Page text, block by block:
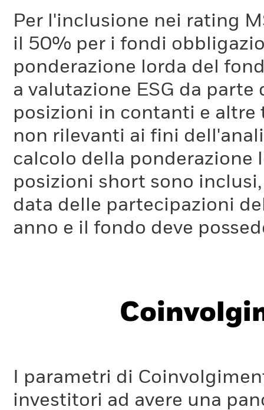
Parigi. L'obiettivo di
limitare il riscaldamento
rispetto ai livelli
ci aiuterà a evitare gli
climatico.
Che cos'è il parametro
Il parametro ITR è
allineamento all'obiettivo
the Financial System
settoriali GFANZ
Per l'inclusione nei rating
il 50% per i fondi
ponderazione lorda del
a valutazione ESG da parte
posizioni in contanti e
non rilevanti ai fini
calcolo della ponderazione
posizioni short sono
data delle partecipazioni
anno e il fondo deve
I parametri di
investitori ad avere una